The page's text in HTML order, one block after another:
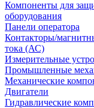
Компоненты для
оборудования
Панели оператора
Контакторы/
тока (АС)
Измерительные
Промышленные
Механические
Двигатели
Гидравлические